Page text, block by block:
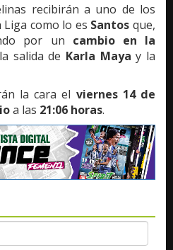
recibirán a uno de los
como lo es Santos que,
por un cambio en la
salida de Karla Maya y la
la cara el viernes 14 de
a las 21:06 horas.